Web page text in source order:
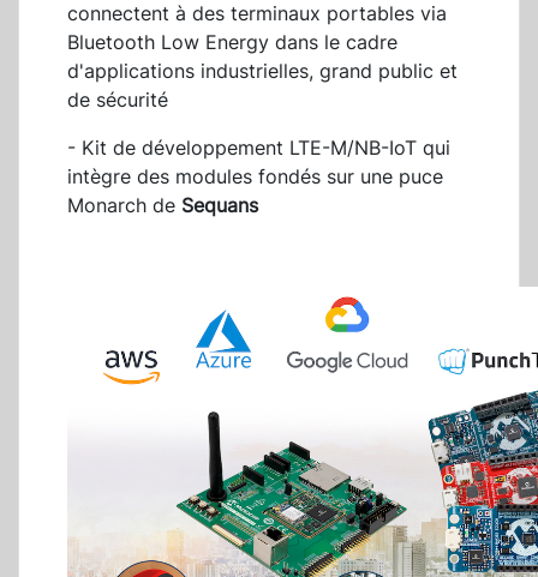
connectent à des terminaux portables via
Bluetooth Low Energy dans le cadre
d'applications industrielles, grand public et
de sécurité
- Kit de développement LTE-M/NB-IoT qui
intègre des modules fondés sur une puce
Monarch de Sequans